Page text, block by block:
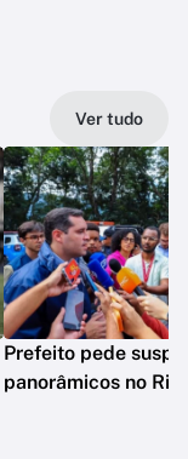
Ver tudo
Prefeito pede
panorâmicos no Rio